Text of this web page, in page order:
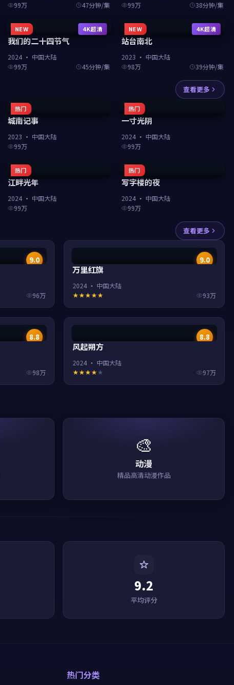
99万
47分钟/集
99万
38分钟/集
NEW 4K超清
我们的二十四节气
2024 · 中国大陆
99万
45分钟/集
NEW 4K超清
站台南北
2023 · 中国大陆
98万
39分钟/集
查看更多
热门
城南记事
2023 · 中国大陆
99万
热门
一寸光阴
2024 · 中国大陆
99万
热门
江畔光年
2024 · 中国大陆
99万
热门
写字楼的夜
2024 · 中国大陆
99万
查看更多
9.0
96万
9.0
万里红旗
2024· 中国大陆
93万
8.8
98万
8.8
风起朔方
2024· 中国大陆
97万
🎨
动漫
精品高清动漫作品
9.2
平均评分
热门分类